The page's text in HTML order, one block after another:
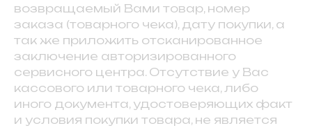
возвращаемый Вами товар, номер
заказа (товарного чека), дату покупки, а
так же приложить отсканированное
заключение авторизированного
сервисного центра. Отсутствие у Вас
кассового или товарного чека, либо
иного документа, удостоверяющих факт
и условия покупки товара, не является